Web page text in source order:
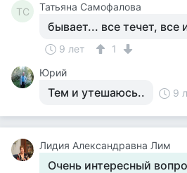
ТС Татьяна Самофалова
бывает... все течет, все
9 лет
1
Юрий
Тем и утешаюсь.. 9
Лидия Александравна Лим
Очень интересный